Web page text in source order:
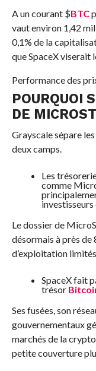
A un courant $BTC
vaut environ 1,42
0,1% de la
que SpaceX viserait
Performance des
POURQUOI
DE
Grayscale sépare
deux camps.
Les
comme
investisseurs
Le dossier de
désormais à près de
d’exploitation
SpaceX fait
trésor
Ses fusées, son
gouvernementaux
marchés de la
petite couverture